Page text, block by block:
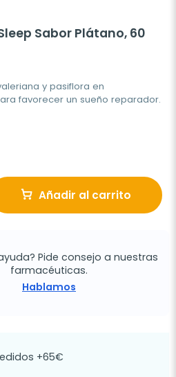
Sabor Plátano, 60
y pasiflora en
favorecer un sueño reparador.
Añadir al carrito
Pide consejo a nuestras
farmacéuticas.
Hablamos
+65€